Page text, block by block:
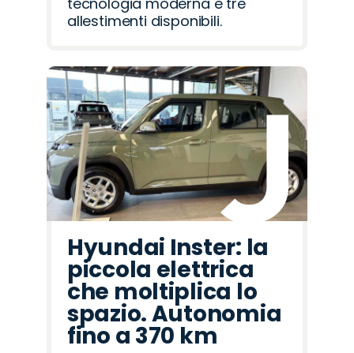
allestimenti disponibili.
Hyundai Inster: la
piccola elettrica
che moltiplica lo
spazio. Autonomia
fino a 370 km